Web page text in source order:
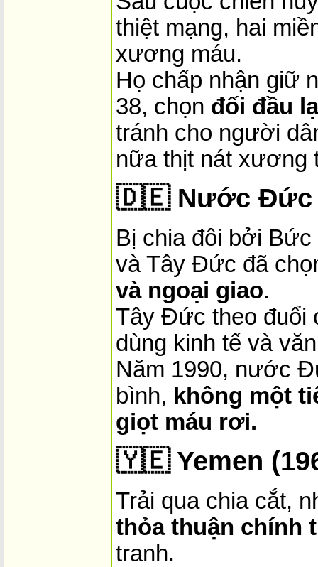
thiệt mạng, hai
xương máu.
Họ chấp nhận giữ
38, chọn đối đầu
tránh cho người
nữa thịt nát xương
🇩🇪 Nước Đức
Bị chia đôi bởi
và Tây Đức đã
và ngoại giao.
Tây Đức theo đuổi
dùng kinh tế và
Năm 1990, nước
bình, không một
giọt máu rơi.
🇾🇪Yemen
Trải qua chia cắt,
thỏa thuận chính
tranh.